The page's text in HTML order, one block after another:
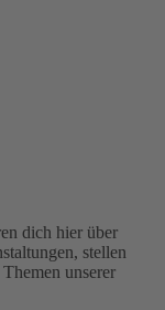
dich hier über
stellen
unserer